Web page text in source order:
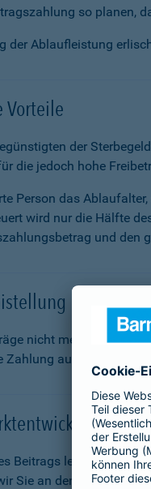
so planen,
der Ablaufleistung
Vorteile
der
die jedoch hohe
Person das
wird nur die Hälfte
und den
nicht mehr zahlen
Zahlung aufschieben.
Beitrags legen wir für
Sie an den